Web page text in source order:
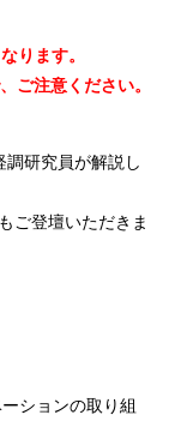
ります。
ご注意ください。
研究員が解説し
ご登壇いただきま
ションの取り組